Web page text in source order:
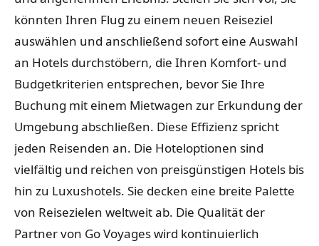
könnten Ihren Flug zu einem neuen Reiseziel
auswählen und anschließend sofort eine Auswahl
an Hotels durchstöbern, die Ihren Komfort- und
Budgetkriterien entsprechen, bevor Sie Ihre
Buchung mit einem Mietwagen zur Erkundung der
Umgebung abschließen. Diese Effizienz spricht
jeden Reisenden an. Die Hoteloptionen sind
vielfältig und reichen von preisgünstigen Hotels bis
hin zu Luxushotels. Sie decken eine breite Palette
von Reisezielen weltweit ab. Die Qualität der
Partner von Go Voyages wird kontinuierlich